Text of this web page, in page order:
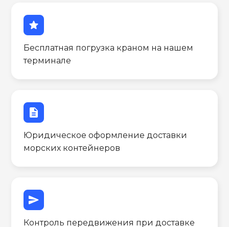
star
Бесплатная погрузка краном на нашем
терминале
description
Юридическое оформление доставки
морских контейнеров
send
Контроль передвижения при доставке